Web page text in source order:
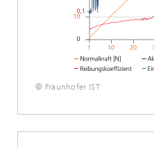
© Fraunhofer IST